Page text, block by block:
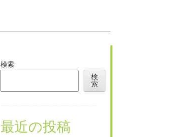
検索
検
索
最近の投稿